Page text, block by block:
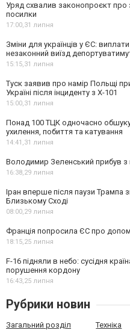
Уряд схвалив законопроєкт
посилки
17:00,31 липня
Зміни для українців у ЄС:
незаконний виїзд
15:15,31 липня
Туск заявив про намір Польщі
Україні після інциденту з Х-101
15:00,31 липня
Понад 100 ТЦК одночасно
ухилення, побиття та катування
14:41,31 липня
Володимир Зеленський прибув
16:38,29 липня
Іран вперше після паузи Трампа
Близькому Сході
08:00,29 липня
Франція попросила ЄС про
18:15,25 липня
F-16 підняли в небо: сусідня
порушення кордону
16:43,25 липня
Рубрики новин
Загальний розділ Техніка